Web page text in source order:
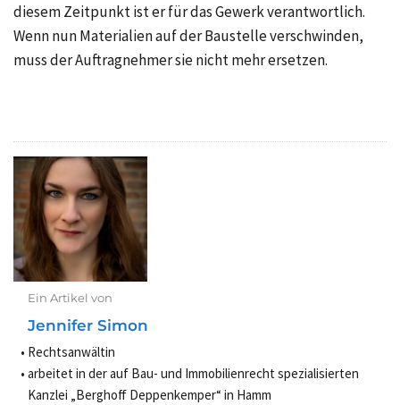
diesem Zeitpunkt ist er für das Gewerk verantwortlich.
Wenn nun Materialien auf der Baustelle verschwinden,
muss der Auftragnehmer sie nicht mehr ersetzen.
Ein Artikel von
Jennifer Simon
Rechtsanwältin
arbeitet in der auf Bau- und Immobilienrecht spezialisierten
Kanzlei „Berghoff Deppenkemper“ in Hamm